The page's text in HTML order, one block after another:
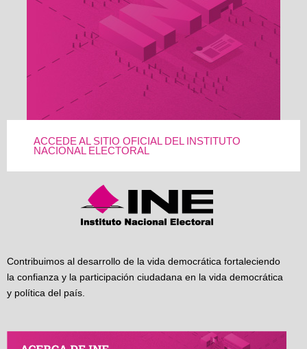
ACCEDE AL SITIO OFICIAL DEL INSTITUTO
NACIONAL ELECTORAL
Contribuimos al desarrollo de la vida democrática fortaleciendo
la confianza y la participación ciudadana en la vida democrática
y política del país.